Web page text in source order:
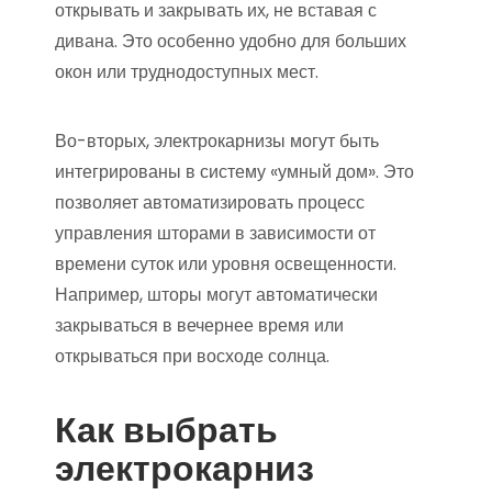
открывать и закрывать их, не вставая с
дивана. Это особенно удобно для больших
окон или труднодоступных мест.
Во-вторых, электрокарнизы могут быть
интегрированы в систему «умный дом». Это
позволяет автоматизировать процесс
управления шторами в зависимости от
времени суток или уровня освещенности.
Например, шторы могут автоматически
закрываться в вечернее время или
открываться при восходе солнца.
Как выбрать
электрокарниз